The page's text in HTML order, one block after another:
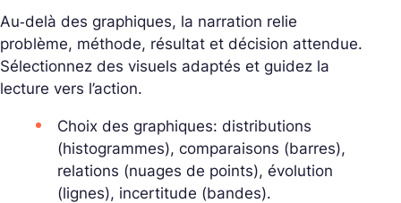
Au‑delà des graphiques, la narration relie
problème, méthode, résultat et décision attendue.
Sélectionnez des visuels adaptés et guidez la
lecture vers l’action.
Choix des graphiques: distributions
(histogrammes), comparaisons (barres),
relations (nuages de points), évolution
(lignes), incertitude (bandes).